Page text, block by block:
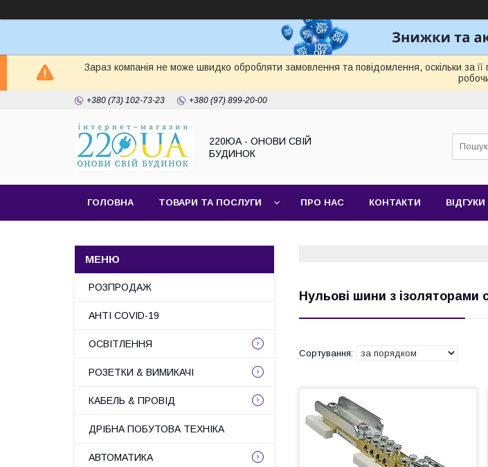
Зараз компанія не може швидко обробляти замовлення та повідомлення, оскільки
+380 (73) 102-73-23 +380 (97) 899-20-00
220ЮА - ОНОВИ СВІЙ
БУДИНОК
ГОЛОВНА ТОВАРИ ТА ПОСЛУГИ ПРО НАС КОНТАКТИ ВІДГУКИ
Нульові шини з ізоляторами
РОЗПРОДАЖ
АНТІ COVID-19
ОСВІТЛЕННЯ
РОЗЕТКИ & ВИМИКАЧІ
КАБЕЛЬ & ПРОВІД
ДРІБНА ПОБУТОВА ТЕХНІКА
АВТОМАТИКА